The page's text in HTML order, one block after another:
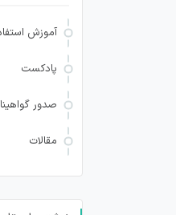
آموزش
پادکست
صدور
مقالات